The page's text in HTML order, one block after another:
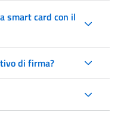
smart card con il
di firma?